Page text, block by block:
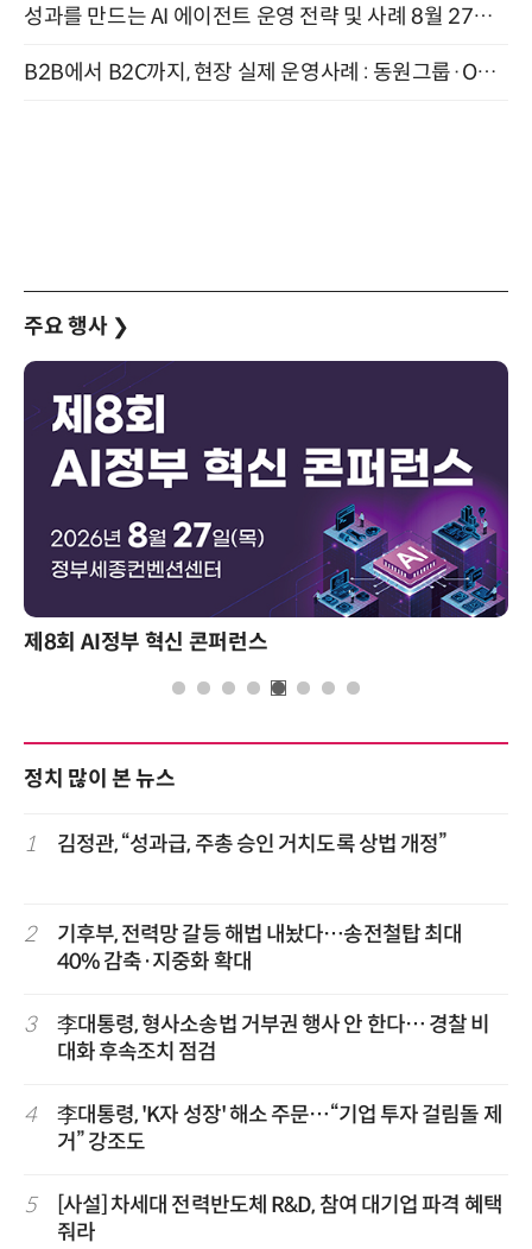
성과를 만드는 AI 에이전트 운영 전략 및 사례 8월 27일 개최
B2B에서 B2C까지, 현장 실제 운영사례 : 동원그룹·OCI·다이닝브랜즈그룹·당근 (8/27)
주요 행사 ❯
제8회 AI정부 혁신 콘퍼런스
정치 많이 본 뉴스
1 김정관, “성과급, 주총 승인 거치도록 상법 개정”
2
기후부, 전력망 갈등 해법 내놨다…송전철탑 최대
40% 감축·지중화 확대
3
李대통령, 형사소송법 거부권 행사 안 한다… 경찰 비
대화 후속조치 점검
4
李대통령, 'K자 성장' 해소 주문…“기업 투자 걸림돌 제
거” 강조도
5
[사설] 차세대 전력반도체 R&D, 참여 대기업 파격 혜택
줘라